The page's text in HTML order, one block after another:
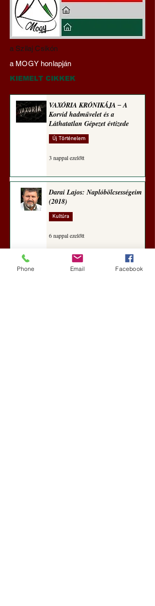
Darai Lajos:
Naplóbölcsességeim
(2024)
a Szilaj Csikón
a MOGY honlapján
KIEMELT CIKKEK
VAXÓRIA KRÓNIKÁJA ‒ A
Korvid hadművelet és a
Láthatatlan Gépezet évtizede
Új Történelem
3 nappal ezelőtt
Darai Lajos: Naplóbölcsességeim
(2018)
Kultúra
6 nappal ezelőtt
Phone Email Facebook